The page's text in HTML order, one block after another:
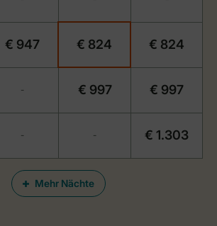
Mehr Nächte
€ 947 € 824 € 824
- € 997 € 997
- - € 1.303